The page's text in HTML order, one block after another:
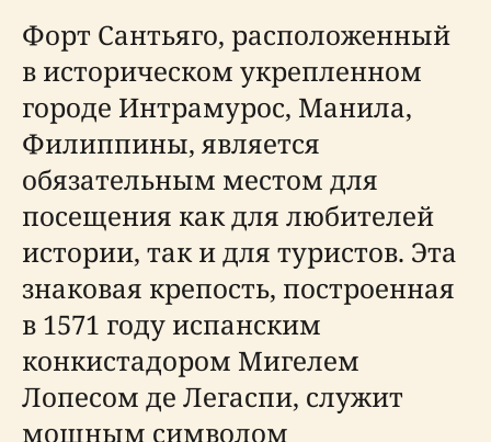
Форт Сантьяго, расположенный
в историческом укрепленном
городе Интрамурос, Манила,
Филиппины, является
обязательным местом для
посещения как для любителей
истории, так и для туристов. Эта
знаковая крепость, построенная
в 1571 году испанским
конкистадором Мигелем
Лопесом де Легаспи, служит
мощным символом